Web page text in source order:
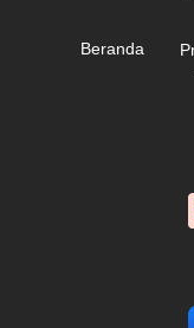
Beranda